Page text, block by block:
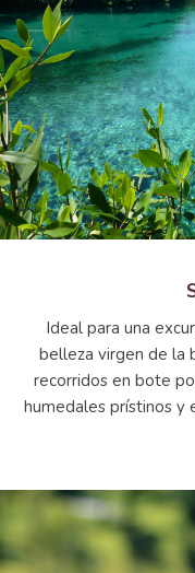
Ideal para una
belleza virgen de la
recorridos en bote
humedales prístinos y